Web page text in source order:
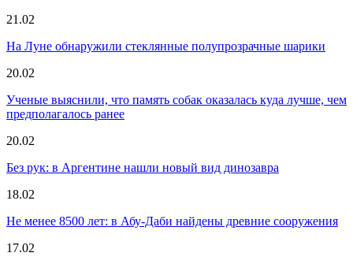
21.02
На Луне обнаружили стеклянные полупрозрачные шарики
20.02
Ученые выяснили, что память собак оказалась куда лучше, чем
предполагалось ранее
20.02
Без рук: в Аргентине нашли новый вид динозавра
18.02
Не менее 8500 лет: в Абу-Даби найдены древние сооружения
17.02